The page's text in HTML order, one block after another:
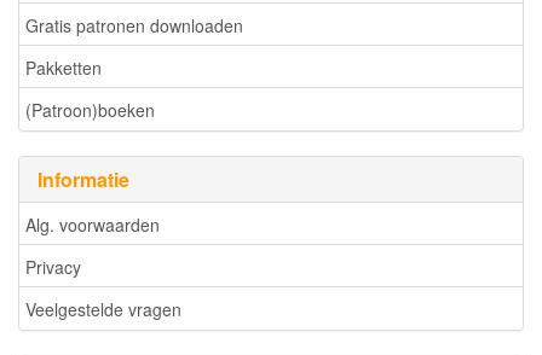
Gratis patronen downloaden
Pakketten
(Patroon)boeken
Informatie
Alg. voorwaarden
Privacy
Veelgestelde vragen